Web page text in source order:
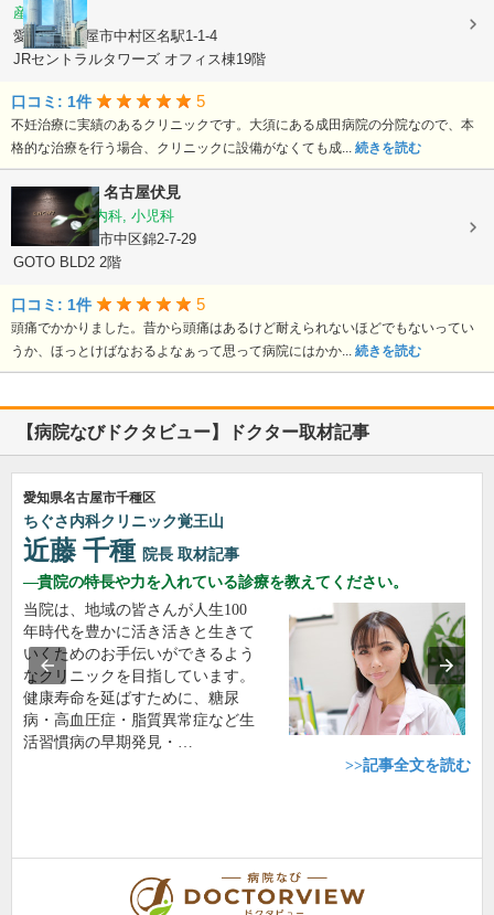
産婦人科
愛知県名古屋市中村区名駅1-1-4
JRセントラルタワーズ オフィス棟19階
口コミ: 1件 5
不妊治療に実績のあるクリニックです。大須にある成田病院の分院なので、本
格的な治療を行う場合、クリニックに設備がなくても成... 続きを読む
CLINIC No7 名古屋伏見
内科, 脳神経内科, 小児科
愛知県名古屋市中区錦2-7-29
GOTO BLD2 2階
口コミ: 1件 5
頭痛でかかりました。昔から頭痛はあるけど耐えられないほどでもないってい
うか、ほっとけばなおるよなぁって思って病院にはかか... 続きを読む
【病院なびドクタビュー】ドクター取材記事
愛知県名古屋市千種区
ちぐさ内科クリニック覚王山
近藤 千種 院長 取材記事
貴院の特長や力を入れている診療を教えてください。
当院は、地域の皆さんが人生100
年時代を豊かに活き活きと生きて
いくためのお手伝いができるよう
なクリニックを目指しています。
健康寿命を延ばすために、糖尿
病・高血圧症・脂質異常症など生
活習慣病の早期発見・…
>>記事全文を読む